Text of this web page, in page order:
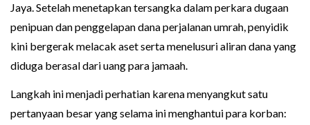
Jaya. Setelah menetapkan tersangka dalam perkara dugaan
penipuan dan penggelapan dana perjalanan umrah, penyidik
kini bergerak melacak aset serta menelusuri aliran dana yang
diduga berasal dari uang para jamaah.
Langkah ini menjadi perhatian karena menyangkut satu
pertanyaan besar yang selama ini menghantui para korban: